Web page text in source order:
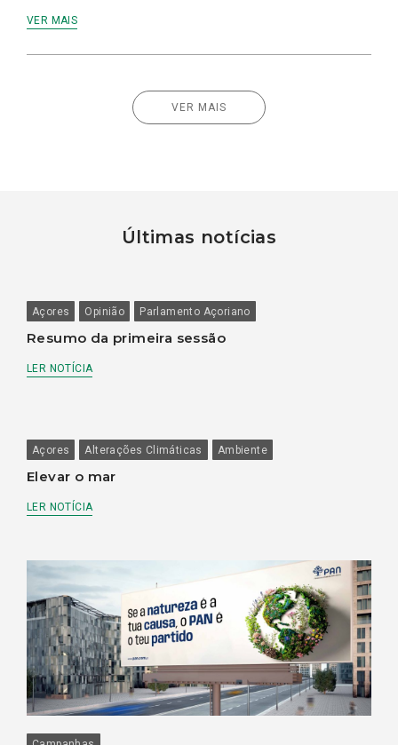
VER MAIS
VER MAIS
Últimas notícias
Açores Opinião Parlamento Açoriano
Resumo da primeira sessão
LER NOTÍCIA
Açores Alterações Climáticas Ambiente
Elevar o mar
LER NOTÍCIA